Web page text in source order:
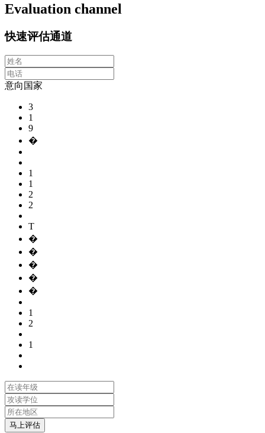
Evaluation channel
快速评估通道
意向国家
3
1
9
�
1
1
2
2
T
�
�
�
�
�
1
2
1